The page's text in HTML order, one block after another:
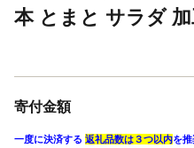
本 とまと サラダ
寄付金額
一度に決済する 返礼品数は３つ以内を推